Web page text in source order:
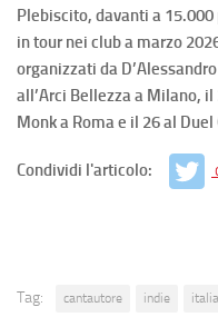
Plebiscito, davanti a
in tour nei club a marzo
organizzati da
all’Arci Bellezza a Milano,
Monk a Roma e il 26 al Duel
Condividi l'articolo:
Tag: cantautore indie